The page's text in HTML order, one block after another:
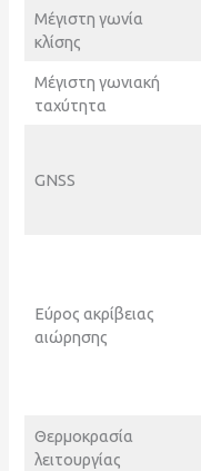
Μέγιστη γωνία
κλίσης
Μέγιστη γωνιακή
ταχύτητα
GNSS
Εύρος ακρίβειας
αιώρησης
Θερμοκρασία
λειτουργίας